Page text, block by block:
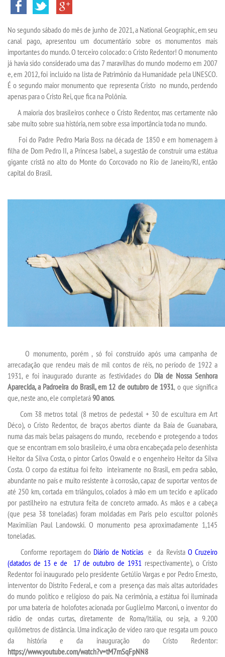
TRANSFERÊNCIA
SEGUNDA GRADUAÇÃO
MATRÍCULA
EDITAL
NOTÍCIAS
DESTAQUES
UNIESP NEWS
BLOG CONEXÃO UNIESP
WEBMAIL
PORTAL DE ALUNOS
PORTAL DE PROFESSORES/ACADÊMICO
CONTATO
IMPRENSA
TRABALHE CONOSCO
OUVIDORIA
No segundo sábado do mês de junho de 2021, a National Geographic, em seu
canal pago, apresentou um documentário sobre os monumentos mais
importantes do mundo. O terceiro colocado: o Cristo Redentor! O monumento
já havia sido considerado uma das 7 maravilhas do mundo moderno em 2007
e, em 2012, foi incluído na lista de Patrimônio da Humanidade pela UNESCO.
É o segundo maior monumento que representa Cristo no mundo, perdendo
apenas para o Cristo Rei, que fica na Polônia.
A maioria dos brasileiros conhece o Cristo Redentor, mas certamente não
sabe muito sobre sua história, nem sobre essa importância toda no mundo.
Foi do Padre Pedro Maria Boss na década de 1850 e em homenagem à
filha de Dom Pedro II, a Princesa Isabel, a sugestão de construir uma estátua
gigante cristã no alto do Monte do Corcovado no Rio de Janeiro/RJ, então
capital do Brasil.
O monumento, porém , só foi construído após uma campanha de
arrecadação que rendeu mais de mil contos de réis, no período de 1922 a
1931, e foi inaugurado durante as festividades do Dia de Nossa Senhora
Aparecida, a Padroeira do Brasil, em 12 de outubro de 1931, o que significa
que, neste ano, ele completará90 anos.
Com 38 metros total (8 metros de pedestal + 30 de escultura em Art
Déco), o Cristo Redentor, de braços abertos diante da Baía de Guanabara,
numa das mais belas paisagens do mundo, recebendo e protegendo a todos
que se encontram em solo brasileiro, é uma obra encabeçada pelo desenhista
Heitor da Silva Costa, o pintor Carlos Oswald e o engenheiro Heitor da Silva
Costa. O corpo da estátua foi feito inteiramente no Brasil, em pedra sabão,
abundante no país e muito resistente à corrosão, capaz de suportar ventos de
até 250 km, cortada em triângulos, colados à mão em um tecido e aplicado
por pastilheiro na estrutura feita de concreto armado. As mãos e a cabeça
(que pesa 38 toneladas) foram moldadas em Paris pelo escultor polonês
Maximilian Paul Landowski. O monumento pesa aproximadamente 1,145
toneladas.
Conforme reportagem do Diário de Notíciase da Revista O Cruzeiro
(datados de 13 e de 17 de outubro de 1931 respectivamente), o Cristo
Redentor foi inaugurado pelo presidente Getúlio Vargas e por Pedro Ernesto,
interventor do Distrito Federal, e com a presença das mais altas autoridades
do mundo político e religioso do país. Na cerimônia, a estátua foi iluminada
por uma bateria de holofotes acionada por Guglielmo Marconi, o inventor do
rádio de ondas curtas, diretamente de Roma/Itália, ou seja, a 9.200
quilômetros de distância. Uma indicação de vídeo raro que resgata um pouco
da história e da inauguração do Cristo Redentor:
https://www.youtube.com/watch?v=tM7mSqFpNN8